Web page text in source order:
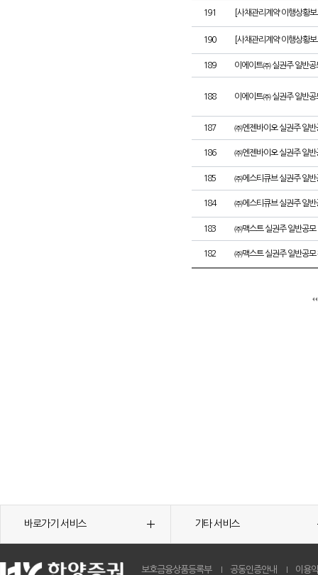
191 [사채관리계약 이행상황
190 [사채관리계약 이행상황
189 이에이트㈜ 실권주 일반공
188 이에이트㈜ 실권주 일반공
187 ㈜엔젠바이오 실권주 일반
186 ㈜엔젠바이오 실권주 일반
185 ㈜에스티큐브 실권주 일반
184 ㈜에스티큐브 실권주 일반
183 ㈜맥스트 실권주 일반공모
182 ㈜맥스트 실권주 일반공모
바로가기 서비스 기타 서비스
보호금융상품등록부 공동인증안내 이용